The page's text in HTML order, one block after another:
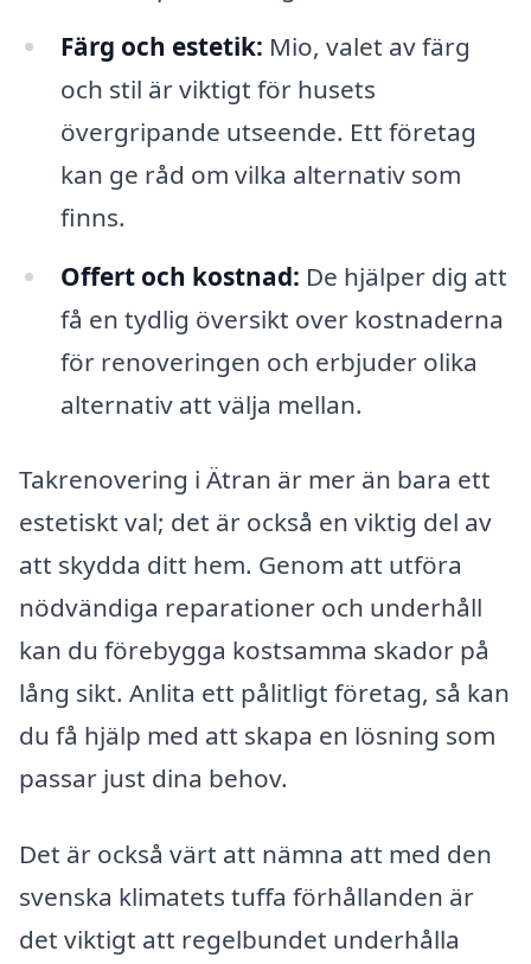
Färg och estetik: Mio, valet av färg
och stil är viktigt för husets
övergripande utseende. Ett företag
kan ge råd om vilka alternativ som
finns.
Offert och kostnad: De hjälper dig att
få en tydlig översikt over kostnaderna
för renoveringen och erbjuder olika
alternativ att välja mellan.
Takrenovering i Ätran är mer än bara ett
estetiskt val; det är också en viktig del av
att skydda ditt hem. Genom att utföra
nödvändiga reparationer och underhåll
kan du förebygga kostsamma skador på
lång sikt. Anlita ett pålitligt företag, så kan
du få hjälp med att skapa en lösning som
passar just dina behov.
Det är också värt att nämna att med den
svenska klimatets tuffa förhållanden är
det viktigt att regelbundet underhålla